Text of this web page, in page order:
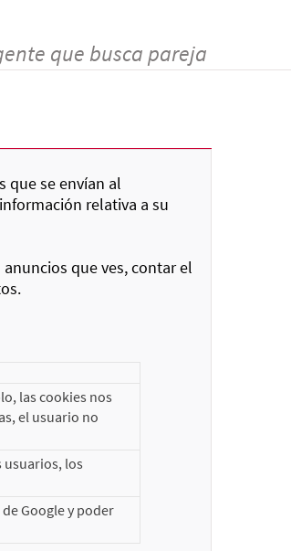
que busca pareja
que se envían al
relativa a su
que ves, contar el
las cookies nos
el usuario no
usuarios, los
Google y poder